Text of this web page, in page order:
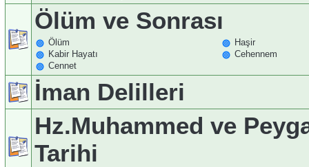
Ölüm ve Sonrası
Ölüm
Haşir
Kabir Hayatı
Cehennem
Cennet
İman Delilleri
Hz.Muhammed ve
Tarihi